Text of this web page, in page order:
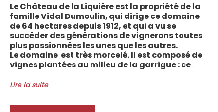
Le Château de la Liquière est la propriété de la
famille Vidal Dumoulin, qui dirige ce domaine
de 64 hectares depuis 1912, et qui a vu se
succéder des générations de vignerons toutes
plus passionnées les unes que les autres.
Le domaine est très morcelé. Il est composé de
vignes plantées au milieu de la garrigue : ce
entre les villages d’Autignac, Caussiniojouls,
l’Appellation. La grande majorité des parcelles,
Lire la suite